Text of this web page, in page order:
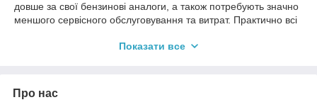
довше за свої бензинові аналоги, а також потребують значно
меншого сервісного обслуговування та витрат. Практично всі
як для дитячих моделей, так і для квадрациклів, орієнтованих
Показати все
Про нас